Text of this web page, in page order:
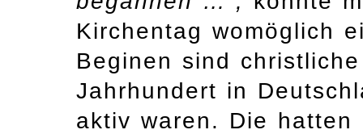
Kirchentag womöglich
Beginen sind
Jahrhundert in
aktiv waren. Die